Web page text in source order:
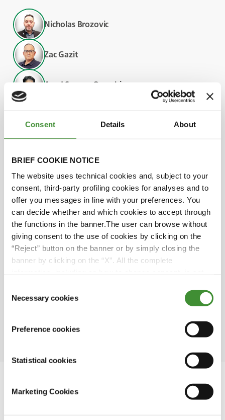
Consent Details About
BRIEF COOKIE NOTICE
The website uses technical cookies and, subject to your
consent, third-party profiling cookies for analyses and to
offer you messages in line with your preferences. You
can decide whether and which cookies to accept through
the functions in the banner.The user can browse without
giving consent to the use of cookies by clicking on the
“Reject” button on the banner or by simply closing the
banner by clicking on the “X”. All the complete
Selection
Necessary cookies
Preference cookies
Statistical cookies
Marketing Cookies
Nicholas Brozovic
Zac Gazit
Asad Sarwar Qureshi
Le saviez vous?
Bien que seulement 20% des terres cultivées
dans le monde soient irriguées, elle produit
40% de l’approvisionnement alimentaire
mondial.
En Inde, près d’un cinquième de la
consommation totale d’électricité est utilisé
L’agriculture consomme 70% de l’eau douce
ressources en eau douce en Europe.
Dans cette série